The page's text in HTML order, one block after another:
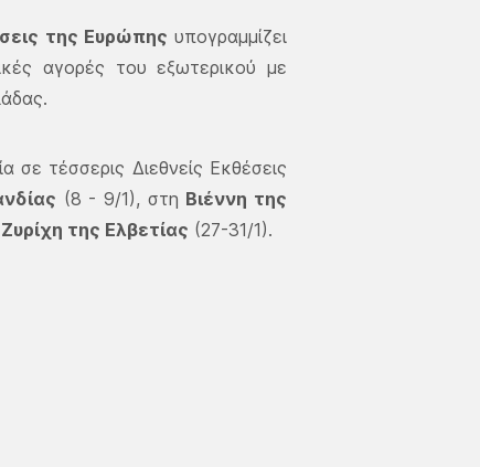
της Ευρώπης υπογραμμίζει
αγορές του εξωτερικού με
σε τέσσερις Διεθνείς Εκθέσεις
(8 - 9/1), στη Βιέννη της
της Ελβετίας (27-31/1).